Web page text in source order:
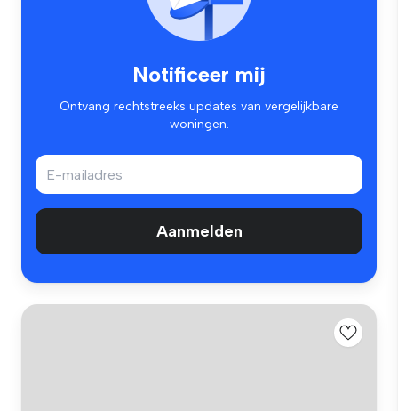
Notificeer mij
Ontvang rechtstreeks updates van vergelijkbare
woningen.
Aanmelden